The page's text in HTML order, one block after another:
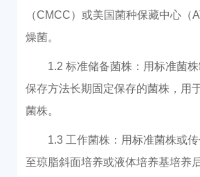
（CMCC）或美国菌种保藏中心（
燥菌。
1.2 标准储备菌株：用标准菌
保存方法长期固定保存的菌株，用
菌株。
1.3 工作菌株：用标准菌株或
至琼脂斜面培养或液体培养基培养